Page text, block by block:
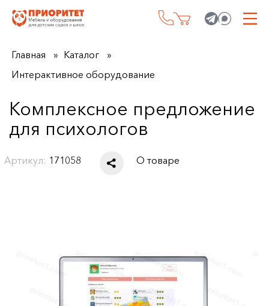
Главная
Каталог
Интерактивное оборудование
Комплексное предложение
для психологов
Артикул: 171058 О товаре